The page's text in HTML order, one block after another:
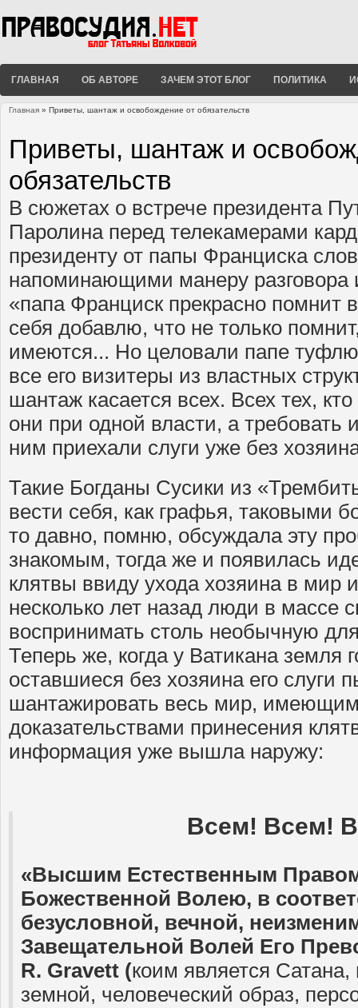
ГЛАВНАЯ ОБ АВТОРЕ ЗАЧЕМ ЭТОТ БЛОГ ПОЛИТИКА
Главная » Приветы, шантаж и освобождение от обязательств
Приветы, шантаж и
обязательств
В сюжетах о встрече президента
Паролина перед телекамерами
президенту от папы Франциска
напоминающими манеру разговора
«папа Франциск прекрасно помнит
себя добавлю, что не только
имеются... Но целовали папе
все его визитеры из властных
шантаж касается всех. Всех тех,
они при одной власти, а требовать
ним приехали слуги уже без
Такие Богданы Сусики из
вести себя, как графья, таковыми
то давно, помню, обсуждала эту
знакомым, тогда же и появилась
клятвы ввиду ухода хозяина в мир
несколько лет назад люди в массе
воспринимать столь необычную
Теперь же, когда у Ватикана земля
оставшиеся без хозяина его слуги
шантажировать весь мир,
доказательствами принесения
информация уже вышла наружу:
Всем! Всем!
«Высшим Естественным
Божественной Волею, в
безусловной, вечной,
Завещательной Волей Его
R. Gravett (коим является
земной, человеческий образ,